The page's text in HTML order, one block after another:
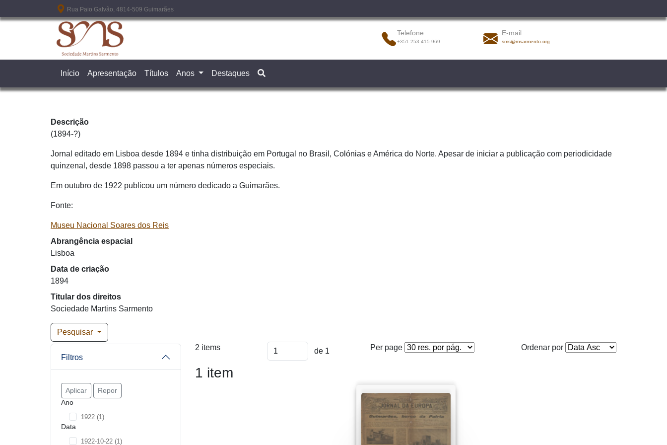
Passar para o conteúdo principalRua Paio Galvão, 4814-509 Guimarães
Telefone
+351 253 415 969
E-mail
sms@msarmento.org
Início Apresentação Títulos Anos Destaques
Descrição
(1894-?)
Jornal editado em Lisboa desde 1894 e tinha distribuição em Portugal no Brasil, Colónias e América do Norte. Apesar de iniciar a publicação com periodicidade
quinzenal, desde 1898 passou a ter apenas números especiais.
Em outubro de 1922 publicou um número dedicado a Guimarães.
Fonte:
Museu Nacional Soares dos Reis
Abrangência espacial
Lisboa
Data de criação
1894
Titular dos direitos
Sociedade Martins Sarmento
Pesquisar
Filtros
Aplicar
Repor
Ano
1922 (1)
Data
1922-10-22 (1)
2 items de 1 Per page Ordenar por
1 item